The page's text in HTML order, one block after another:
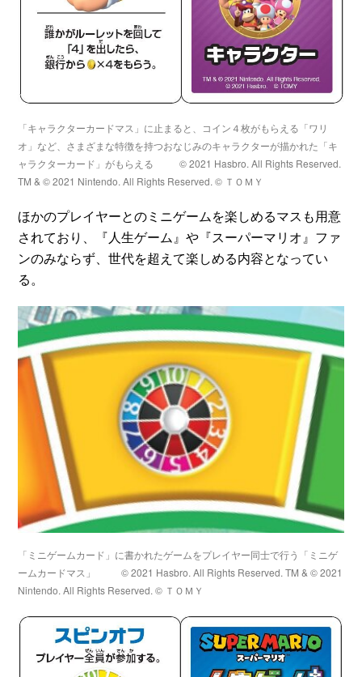
「キャラクターカードマス」に止まると、コイン４枚がもらえる「ワリ
オ」など、さまざまな特徴を持つおなじみのキャラクターが描かれた「キ
ャラクターカード」がもらえる
© 2021 Hasbro. All Rights Reserved.
TM & © 2021 Nintendo. All Rights Reserved. © ＴＯＭＹ
ほかのプレイヤーとのミニゲームを楽しめるマスも用意
されており、『人生ゲーム』や『スーパーマリオ』ファ
ンのみならず、世代を超えて楽しめる内容となってい
る。
「ミニゲームカード」に書かれたゲームをプレイヤー同士で行う「ミニゲ
ームカードマス」
© 2021 Hasbro. All Rights Reserved. TM & © 2021
Nintendo. All Rights Reserved. © ＴＯＭＹ